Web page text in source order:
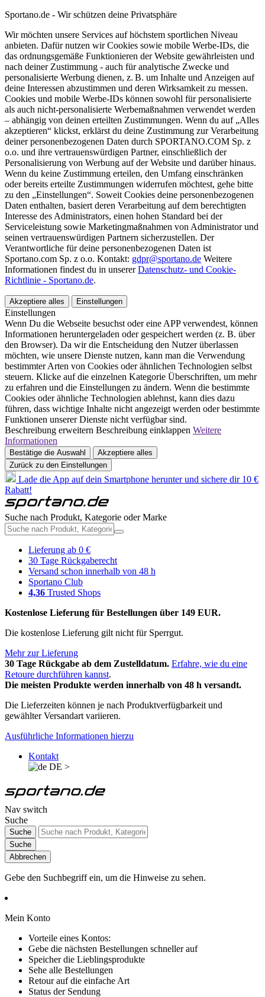
Sportano.de - Wir schützen deine Privatsphäre
Wir möchten unsere Services auf höchstem sportlichen Niveau
anbieten. Dafür nutzen wir Cookies sowie mobile Werbe-IDs, die
das ordnungsgemäße Funktionieren der Website gewährleisten und
nach deiner Zustimmung - auch für analytische Zwecke und
personalisierte Werbung dienen, z. B. um Inhalte und Anzeigen auf
deine Interessen abzustimmen und deren Wirksamkeit zu messen.
Cookies und mobile Werbe-IDs können sowohl für personalisierte
als auch nicht-personalisierte Werbemaßnahmen verwendet werden
– abhängig von deinen erteilten Zustimmungen. Wenn du auf „Alles
akzeptieren“ klickst, erklärst du deine Zustimmung zur Verarbeitung
deiner personenbezogenen Daten durch SPORTANO.COM Sp. z
o.o. und ihre vertrauenswürdigen Partner, einschließlich der
Personalisierung von Werbung auf der Website und darüber hinaus.
Wenn du keine Zustimmung erteilen, den Umfang einschränken
oder bereits erteilte Zustimmungen widerrufen möchtest, gehe bitte
zu den „Einstellungen“. Soweit Cookies deine personenbezogenen
Daten enthalten, basiert deren Verarbeitung auf dem berechtigten
Interesse des Administrators, einen hohen Standard bei der
Serviceleistung sowie Marketingmaßnahmen von Administrator und
seinen vertrauenswürdigen Partnern sicherzustellen. Der
Verantwortliche für deine personenbezogenen Daten ist
Sportano.com Sp. z o.o. Kontakt: gdpr@sportano.de Weitere
Informationen findest du in unsererDatenschutz- und Cookie-
Richtlinie - Sportano.de.
Akzeptiere alles Einstellungen
Einstellungen
Wenn Du die Webseite besuchst oder eine APP verwendest, können
Informationen heruntergeladen oder gespeichert werden (z. B. über
den Browser). Da wir die Entscheidung den Nutzer überlassen
möchten, wie unsere Dienste nutzen, kann man die Verwendung
bestimmter Arten von Cookies oder ähnlichen Technologien selbst
steuern. Klicke auf die einzelnen Kategorie Überschriften, um mehr
zu erfahren und die Einstellungen zu ändern. Wenn die bestimmte
Cookies oder ähnliche Technologien ablehnst, kann dies dazu
führen, dass wichtige Inhalte nicht angezeigt werden oder bestimmte
Funktionen unserer Dienste nicht verfügbar sind.
Beschreibung erweitern Beschreibung einklappen Weitere
Informationen
Bestätige die Auswahl
Akzeptiere alles
Zurück zu den Einstellungen
Lade die App auf dein Smartphone herunter und sichere dir 10 €
Rabatt!
Suche nach Produkt, Kategorie oder Marke
Lieferung ab 0 €
30 Tage Rückgaberecht
Versand schon innerhalb von 48 h
Sportano Club
4,36 Trusted Shops
Kostenlose Lieferung für Bestellungen über 149 EUR.
Die kostenlose Lieferung gilt nicht für Sperrgut.
Mehr zur Lieferung
30 Tage Rückgabe ab dem Zustelldatum. Erfahre, wie du eine
Retoure durchführen kannst.
Die meisten Produkte werden innerhalb von 48 h versandt.
Die Lieferzeiten können je nach Produktverfügbarkeit und
gewählter Versandart variieren.
Ausführliche Informationen hierzu
Kontakt
DE >
Nav switch
Suche
Suche
Suche
Abbrechen
Gebe den Suchbegriff ein, um die Hinweise zu sehen.
Mein Konto
Vorteile eines Kontos:
Gebe die nächsten Bestellungen schneller auf
Speicher die Lieblingsprodukte
Sehe alle Bestellungen
Retour auf die einfache Art
Status der Sendung